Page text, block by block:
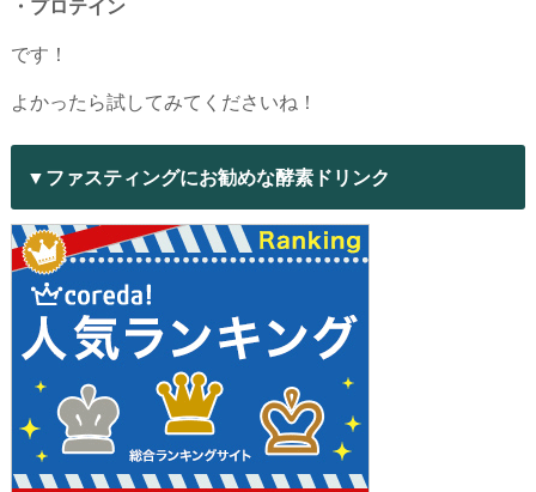
・プロテイン
です！
よかったら試してみてくださいね！
▼ファスティングにお勧めな酵素ドリンク